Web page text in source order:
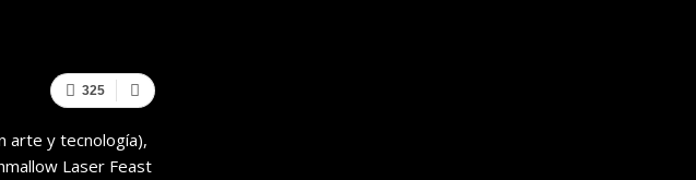
325
arte y tecnología),
Laser Feast